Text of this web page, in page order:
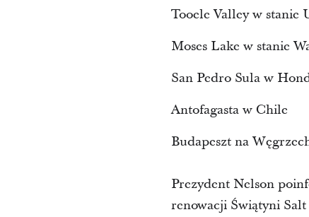
Tooele Valley w stanie
Moses Lake w stanie
San Pedro Sula w
Antofagasta w Chile
Budapeszt na
Prezydent Nelson
renowacji Świątyni